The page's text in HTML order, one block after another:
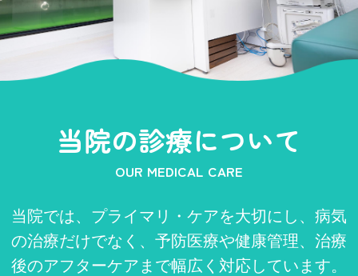
当院の診療について
OUR MEDICAL CARE
当院では、プライマリ・ケアを大切にし、病気
の治療だけでなく、予防医療や健康管理、治療
後のアフターケアまで幅広く対応しています。